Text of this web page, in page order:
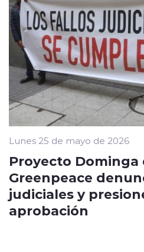
Lunes 25 de mayo de 2026
Proyecto Dominga
Greenpeace
judiciales y
aprobación